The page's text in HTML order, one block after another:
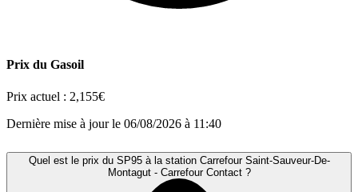
Prix du Gasoil
Prix actuel : 2,155€
Dernière mise à jour le 06/08/2026 à 11:40
Quel est le prix du SP95 à la station Carrefour Saint-Sauveur-De-
Montagut - Carrefour Contact ?